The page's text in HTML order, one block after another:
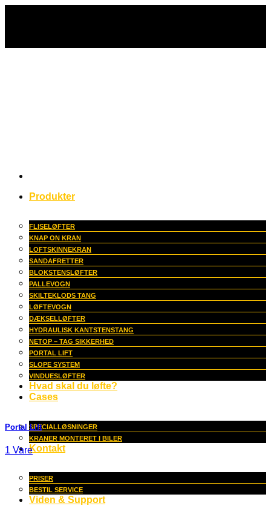
Produkter
FLISELØFTER
KNAP ON KRAN
LOFTSKINNEKRAN
SANDAFRETTER
BLOKSTENSLØFTER
PALLEVOGN
SKILTEKLODS TANG
LØFTEVOGN
DÆKSELLØFTER
HYDRAULISK KANTSTENSTANG
NETOP – TAG SIKKERHED
PORTAL LIFT
SLOPE SYSTEM
VINDUESLØFTER
Hvad skal du løfte?
Cases
SPECIALLØSNINGER
KRANER MONTERET I BILER
Kontakt
PRISER
BESTIL SERVICE
Viden & Support
Portal Lift
1 Vare